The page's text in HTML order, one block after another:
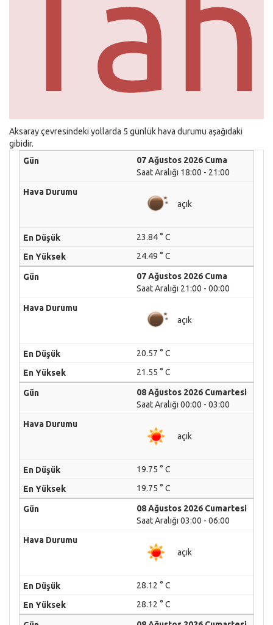
Aksaray çevresindeki yollarda 5 günlük hava durumu aşağıdaki
gibidir.
07 Ağustos 2026 Cuma
Saat Aralığı 18:00 - 21:00
açık
23.84 ° C
24.49 ° C
07 Ağustos 2026 Cuma
Saat Aralığı 21:00 - 00:00
açık
20.57 ° C
21.55 ° C
08 Ağustos 2026 Cumartesi
Saat Aralığı 00:00 - 03:00
açık
19.75 ° C
19.75 ° C
08 Ağustos 2026 Cumartesi
Saat Aralığı 03:00 - 06:00
açık
28.12 ° C
28.12 ° C